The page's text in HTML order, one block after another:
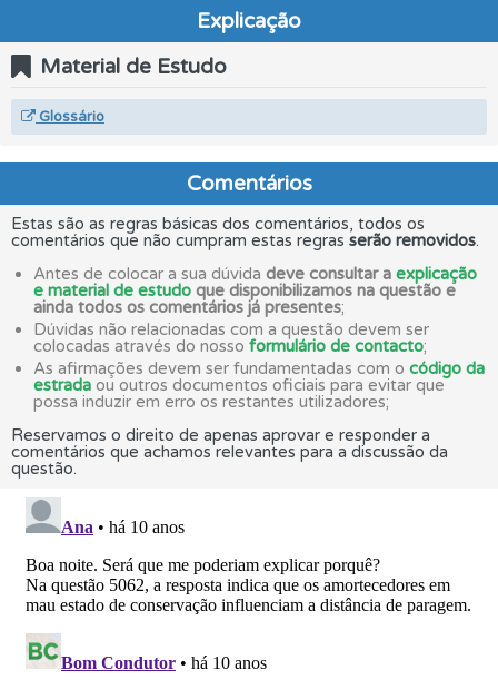
Explicação
Material de Estudo
Glossário
Comentários
Estas são as regras básicas dos comentários, todos os
comentários que não cumpram estas regras serão removidos.
Antes de colocar a sua dúvida deve consultar a explicação
e material de estudo que disponibilizamos na questão e
ainda todos os comentários já presentes;
Dúvidas não relacionadas com a questão devem ser
colocadas através do nosso formulário de contacto;
As afirmações devem ser fundamentadas com o código da
estrada ou outros documentos oficiais para evitar que
possa induzir em erro os restantes utilizadores;
Reservamos o direito de apenas aprovar e responder a
comentários que achamos relevantes para a discussão da
questão.